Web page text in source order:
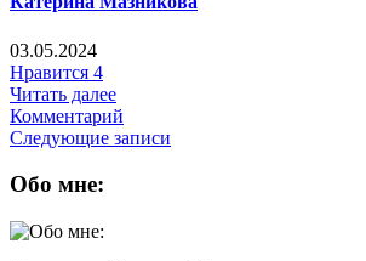
03.05.2024
Нравится 4
Читать далее
Комментарий
Следующие записи
Обо мне: